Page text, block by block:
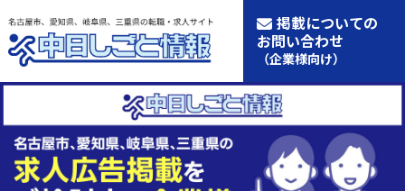
掲載についての
お問い合わせ
（企業様向け）